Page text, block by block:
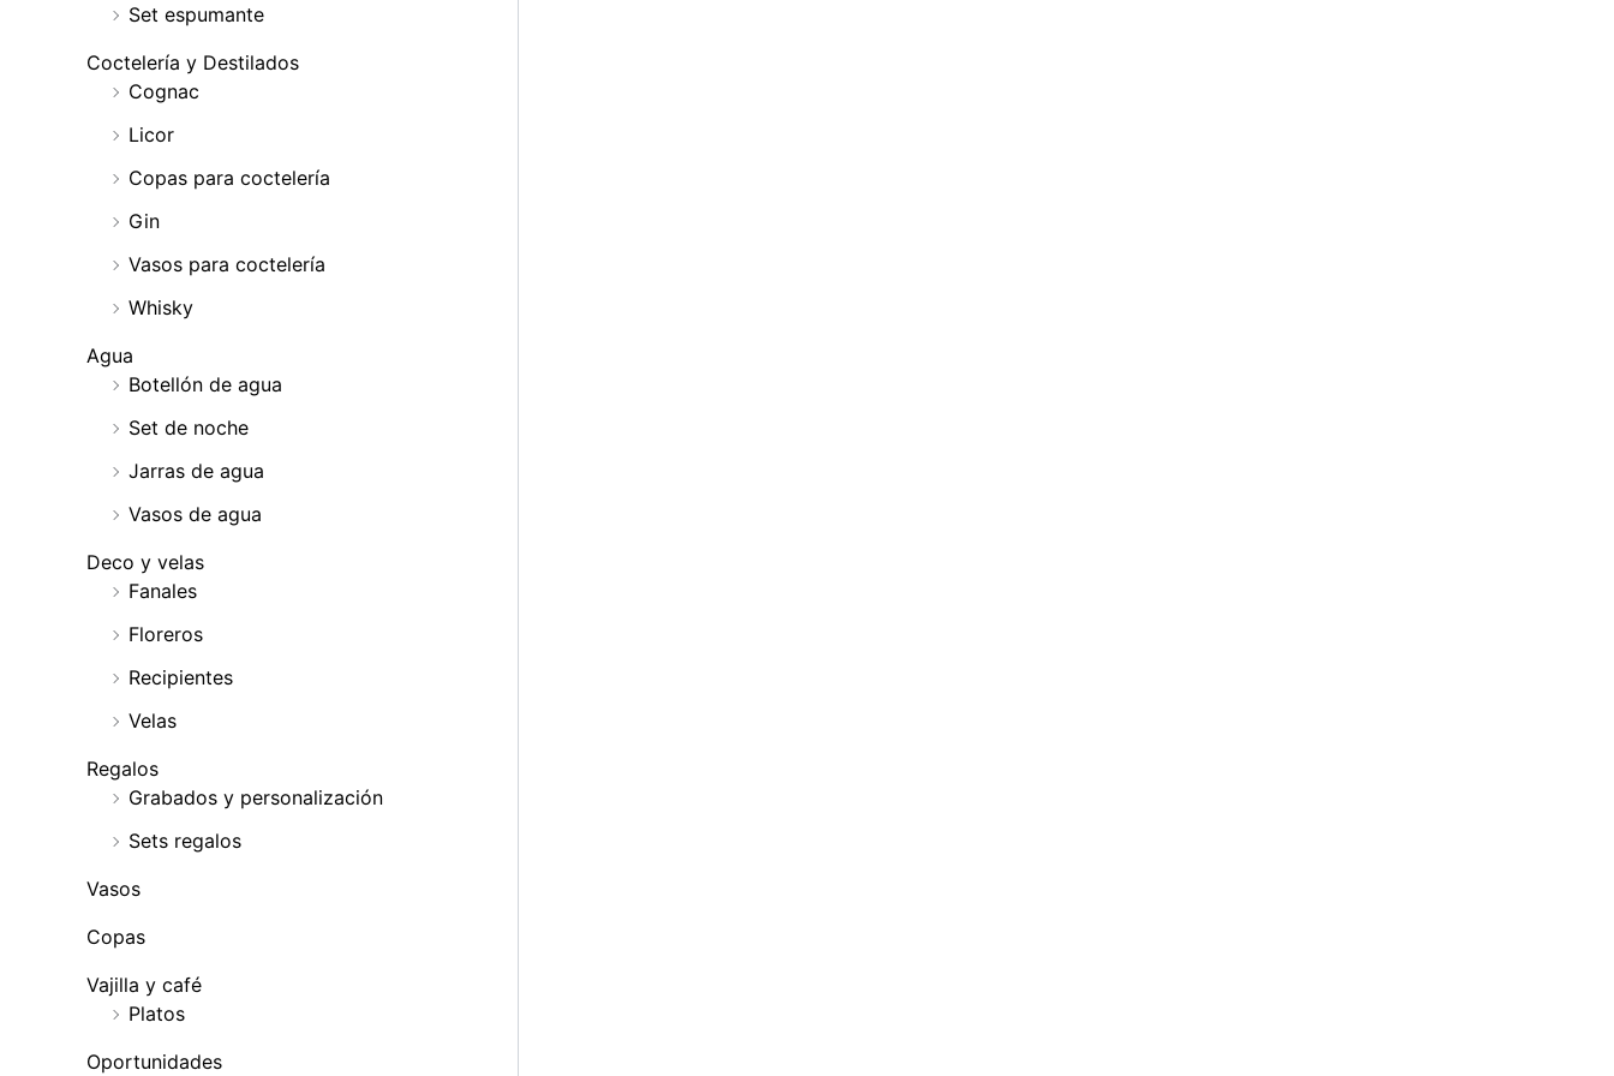
Set espumante
Coctelería y Destilados
Cognac
Licor
Copas para coctelería
Gin
Vasos para coctelería
Whisky
Agua
Botellón de agua
Set de noche
Jarras de agua
Vasos de agua
Deco y velas
Fanales
Floreros
Recipientes
Velas
Regalos
Grabados y personalización
Sets regalos
Vasos
Copas
Vajilla y café
Platos
Oportunidades